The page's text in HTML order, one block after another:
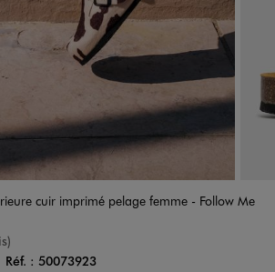
cuir imprimé pelage femme - Follow Me
Réf. : 50073923